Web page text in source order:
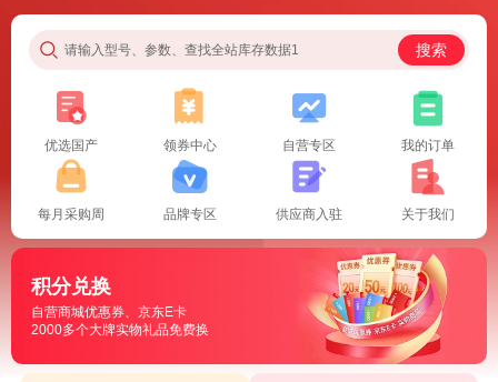
请输入型号、参数、查找全站库存数据1 搜索
优选国产 领券中心 自营专区 我的订单
每月采购周 品牌专区 供应商入驻 关于我们
积分兑换
自营商城优惠券、京东E卡
2000多个大牌实物礼品免费换